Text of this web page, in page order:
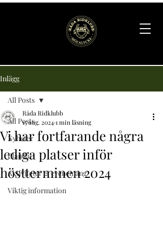
Inlägg
All Posts
Nyheter
Blandat
Aktiviteter & evenemang
Viktig information
All Posts
Vi har fortfarande några
lediga platser inför
höstterminen 2024
Råda Ridklubb
15 aug. 20241 min läsning